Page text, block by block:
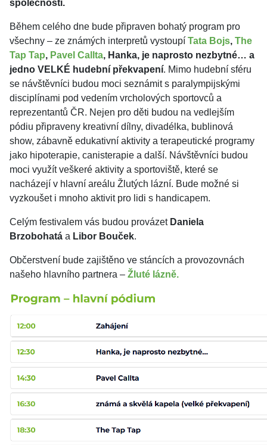
společnosti.
Během celého dne bude připraven bohatý program pro
všechny – ze známých interpretů vystoupí Tata Bojs, The
Tap Tap, Pavel Callta, Hanka, je naprosto nezbytné… a
jedno VELKÉ hudební překvapení. Mimo hudební sféru
se návštěvníci budou moci seznámit s paralympijskými
disciplínami pod vedením vrcholových sportovců a
reprezentantů ČR. Nejen pro děti budou na vedlejším
pódiu připraveny kreativní dílny, divadélka, bublinová
show, zábavně edukativní aktivity a terapeutické programy
jako hipoterapie, canisterapie a další. Návštěvníci budou
moci využít veškeré aktivity a sportoviště, které se
nacházejí v hlavní areálu Žlutých lázní. Bude možné si
vyzkoušet i mnoho aktivit pro lidi s handicapem.
Celým festivalem vás budou provázet Daniela
Brzobohatá a Libor Bouček.
Občerstvení bude zajištěno ve stáncích a provozovnách
našeho hlavního partnera – Žluté lázně.